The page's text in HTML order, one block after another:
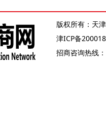
版权所有：天
津ICP备
招商咨询热线：